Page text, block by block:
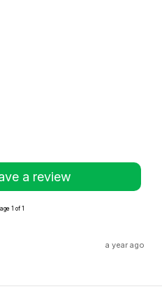
a review
1 of 1
a year ago